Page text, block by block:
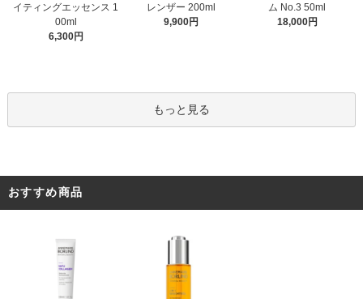
イティングエッセンス 1
00ml
6,300円
レンザー 200ml
9,900円
ム No.3 50ml
18,000円
もっと見る
おすすめ商品